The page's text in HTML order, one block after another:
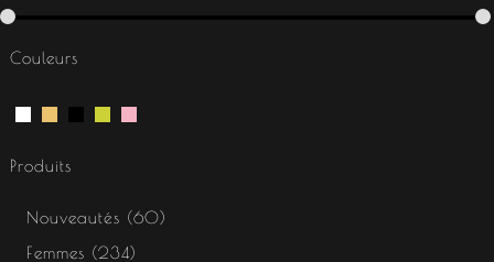
Couleurs
Produits
Nouveautés
60
Femmes
234